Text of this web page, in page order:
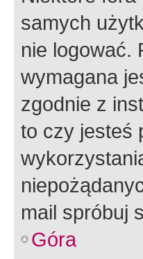
samych
nie logować.
wymagana
zgodnie z
to czy jesteś
mail spróbuj
Góra